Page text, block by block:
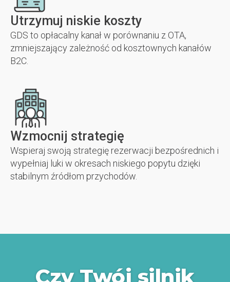
Utrzymuj niskie koszty
GDS to opłacalny kanał w porównaniu z OTA,
zmniejszający zależność od kosztownych kanałów
B2C.
Wzmocnij strategię
Wspieraj swoją strategię rezerwacji bezpośrednich i
wypełniaj luki w okresach niskiego popytu dzięki
stabilnym źródłom przychodów.
Czy Twój silnik